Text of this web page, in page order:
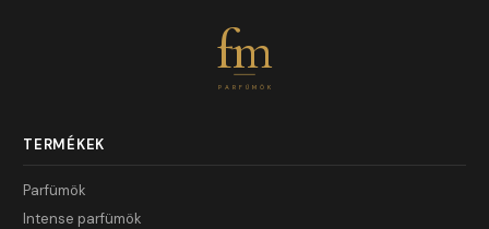
fm
PARFÜMÖK
TERMÉKEK
Parfümök
Intense parfümök